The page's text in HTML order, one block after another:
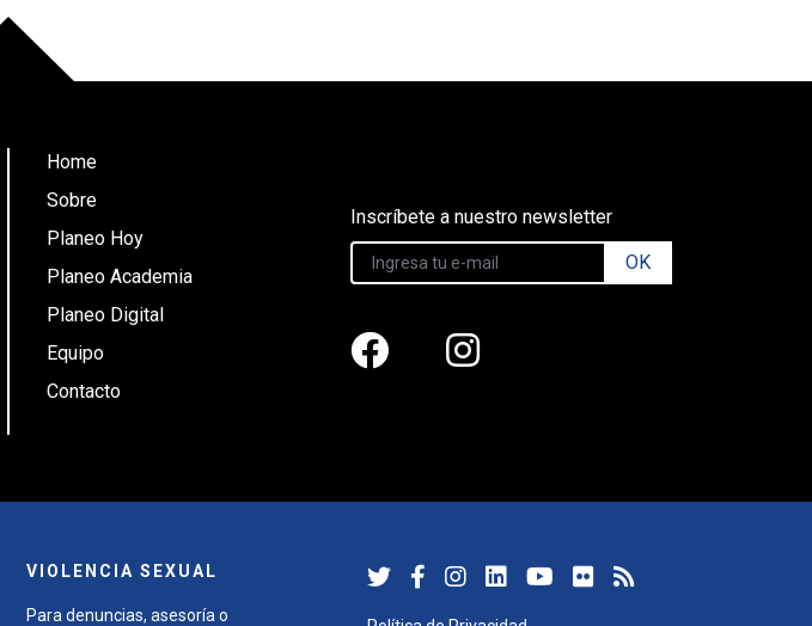
Home
Sobre
Planeo Hoy
Planeo Academia
Planeo Digital
Equipo
Contacto
Inscríbete a nuestro newsletter
OK
VIOLENCIA SEXUAL
Para denuncias, asesoría o